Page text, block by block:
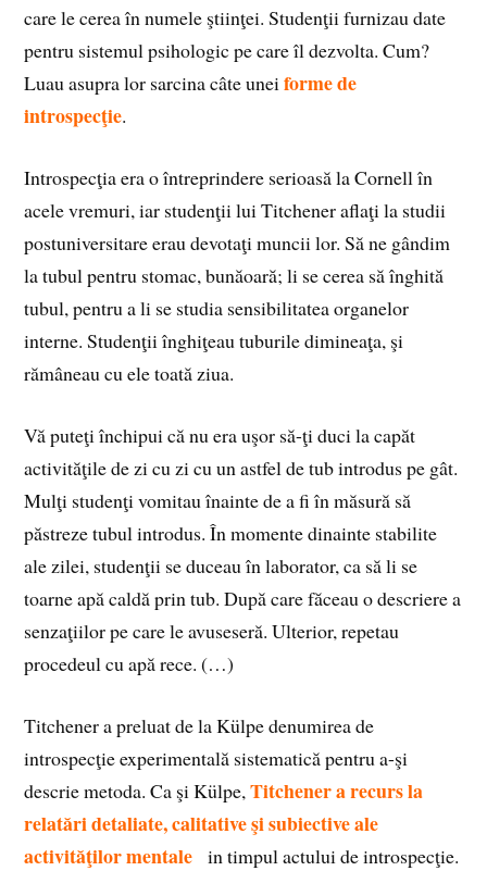
care le cerea în numele ştiinţei. Studenţii furnizau date
pentru sistemul psihologic pe care îl dezvolta. Cum?
Luau asupra lor sarcina câte uneiforme de
introspecţie.
Introspecţia era o întreprindere serioasă la Cornell în
acele vremuri, iar studenţii lui Titchener aflaţi la studii
postuniversitare erau devotaţi muncii lor. Să ne gândim
la tubul pentru stomac, bunăoară; li se cerea să înghită
tubul, pentru a li se studia sensibilitatea organelor
interne. Studenţii înghiţeau tuburile dimineaţa, şi
rămâneau cu ele toată ziua.
Vă puteţi închipui că nu era uşor să-ţi duci la capăt
activităţile de zi cu zi cu un astfel de tub introdus pe gât.
Mulţi studenţi vomitau înainte de a fi în măsură să
păstreze tubul introdus. În momente dinainte stabilite
ale zilei, studenţii se duceau în laborator, ca să li se
toarne apă caldă prin tub. După care făceau o descriere a
senzaţiilor pe care le avuseseră. Ulterior, repetau
procedeul cu apă rece. (…)
Titchener a preluat de la Külpe denumirea de
introspecţie experimentală sistematică pentru a-şi
descrie metoda. Ca şi Külpe,Titchener a recurs la
relatări detaliate, calitative şi subiective ale
activităţilor mentale din timpul actului de introspecţie.